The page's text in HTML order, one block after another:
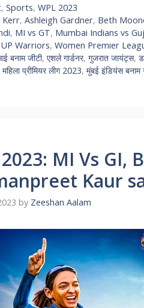
,Sports,WPL 2023
Kerr,Ashleigh Gardner, Beth
, MI vs GT, Mumbai Indians vs
UP Warriors, Women Premier
बनाम जीटी, एशले गार्डनर, गुजरात जायंट्स,
महिला प्रीमियर लीग 2023, मुंबई इंडियंस
2023: MI Vs GI,
Kaur
by Zeeshan Aalam